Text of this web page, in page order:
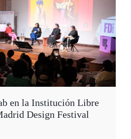
en la Institución Libre
Design Festival